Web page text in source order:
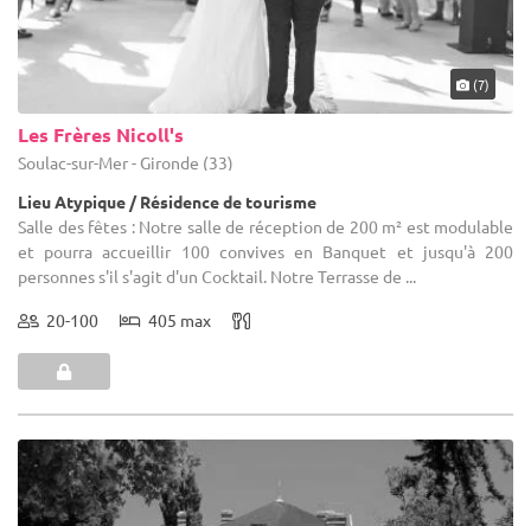
(7)
Les Frères Nicoll's
Soulac-sur-Mer - Gironde (33)
Lieu Atypique / Résidence de tourisme
Salle des fêtes : Notre salle de réception de 200 m² est modulable
et pourra accueillir 100 convives en Banquet et jusqu'à 200
personnes s'il s'agit d'un Cocktail. Notre Terrasse de ...
20-100 405 max